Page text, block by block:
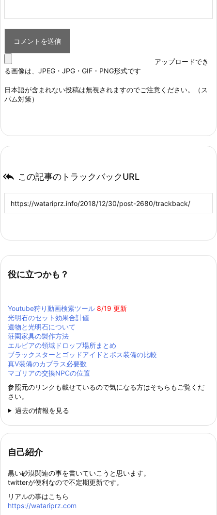
アップロードでき
る画像は、JPEG・JPG・GIF・PNG形式です
日本語が含まれない投稿は無視されますのでご注意ください。（ス
パム対策）
 この記事のトラックバックURL
役に立つかも？
Youtube狩り動画検索ツール 8/19 更新
光明石のセット効果合計値
遺物と光明石について
荘園家具の製作方法
エルビアの領域ドロップ場所まとめ
ブラックスターとゴッドアイドとボス装備の比較
真Ⅴ装備のカプラス必要数
マゴリアの交換NPCの位置
参照元のリンクも載せているので気になる方はそちらもご覧くだ
さい。
過去の情報を見る
自己紹介
黒い砂漠関連の事を書いていこうと思います。
twitterが便利なので不定期更新です。
リアルの事はこちら
https://watariprz.com